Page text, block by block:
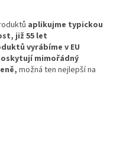
aplikujme typickou
již 55 let
vyrábíme v EU
mimořádný
možná ten nejlepší na